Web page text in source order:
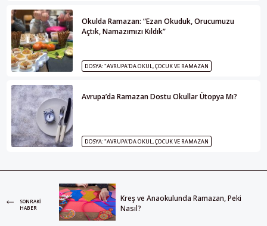
Okulda Ramazan: “Ezan Okuduk, Orucumuzu
Açtık, Namazımızı Kıldık”
DOSYA: "AVRUPA'DA OKUL, ÇOCUK VE RAMAZAN
Avrupa’da Ramazan Dostu Okullar Ütopya Mı?
DOSYA: "AVRUPA'DA OKUL, ÇOCUK VE RAMAZAN
SONRAKI
HABER
Kreş ve Anaokulunda Ramazan, Peki
Nasıl?